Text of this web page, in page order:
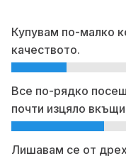
Купувам по-малко
качеството.
Все по-рядко
почти изцяло
Лишавам се от